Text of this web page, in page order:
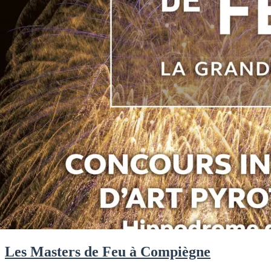
Les Masters de Feu à Compiègne